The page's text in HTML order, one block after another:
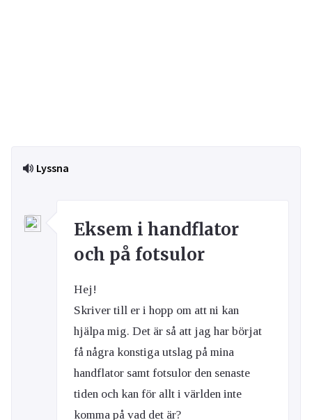
Lyssna
Eksem i handflator
och på fotsulor
Hej!
Skriver till er i hopp om att ni kan
hjälpa mig. Det är så att jag har börjat
få några konstiga utslag på mina
handflator samt fotsulor den senaste
tiden och kan för allt i världen inte
komma på vad det är?